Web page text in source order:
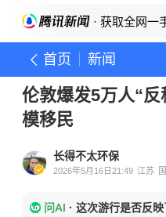
· 获取全网一
首页 新闻
伦敦爆发5万人“
模移民
长得不太环保
2026年5月16日21:49 江苏
问AI · 这次游行是否反